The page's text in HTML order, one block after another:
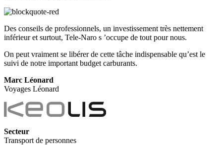
Des conseils de professionnels, un investissement très nettement
inférieur et surtout, Tele-Naro s ’occupe de tout pour nous.
On peut vraiment se libérer de cette tâche indispensable qu’est le
suivi de notre important budget carburants.
Marc Léonard
Voyages Léonard
Secteur
Transport de personnes